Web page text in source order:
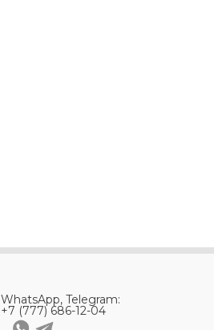
WhatsApp, Telegram:
+7 (777) 686-12-04